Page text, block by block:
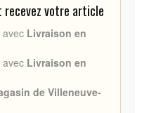
recevez votre article
avec Livraison en
avec Livraison en
de Villeneuve-